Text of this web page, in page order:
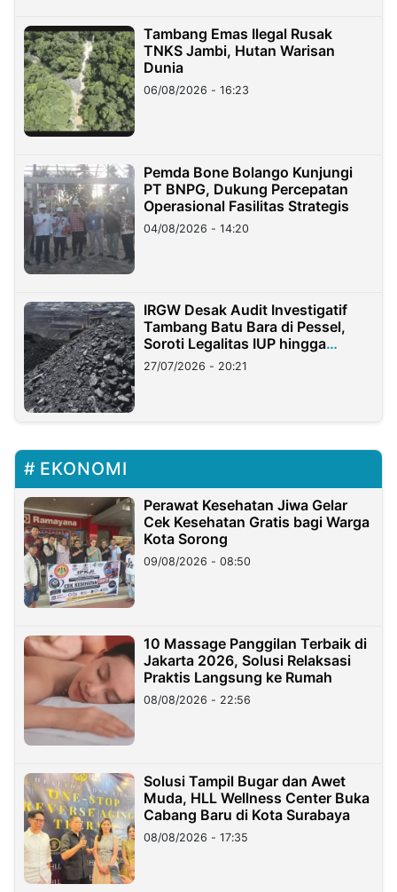
Tambang Emas Ilegal Rusak
TNKS Jambi, Hutan Warisan
Dunia
06/08/2026 - 16:23
Pemda Bone Bolango Kunjungi
PT BNPG, Dukung Percepatan
Operasional Fasilitas Strategis
04/08/2026 - 14:20
IRGW Desak Audit Investigatif
Tambang Batu Bara di Pessel,
Soroti Legalitas IUP hingga
Stockpile
27/07/2026 - 20:21
EKONOMI
Perawat Kesehatan Jiwa Gelar
Cek Kesehatan Gratis bagi Warga
Kota Sorong
09/08/2026 - 08:50
10 Massage Panggilan Terbaik di
Jakarta 2026, Solusi Relaksasi
Praktis Langsung ke Rumah
08/08/2026 - 22:56
Solusi Tampil Bugar dan Awet
Muda, HLL Wellness Center Buka
Cabang Baru di Kota Surabaya
08/08/2026 - 17:35